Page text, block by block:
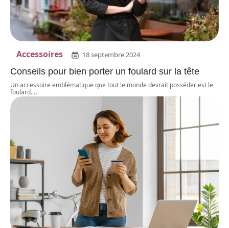
Accessoires 18 septembre 2024
Conseils pour bien porter un foulard sur la tête
Un accessoire emblématique que tout le monde devrait posséder est le
foulard.…